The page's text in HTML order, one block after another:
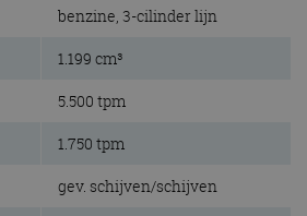
benzine, 3-cilinder lijn
1.199 cm³
5.500 tpm
1.750 tpm
gev. schijven/schijven